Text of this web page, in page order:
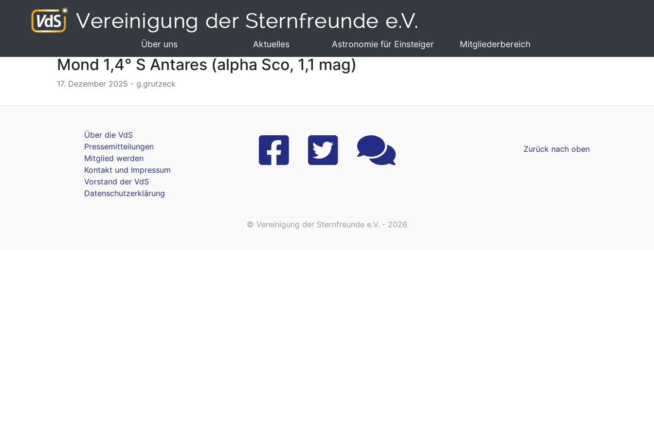
Über uns Aktuelles Astronomie für Einsteiger Mitgliederbereich
Mond 1,4° S Antares (alpha Sco, 1,1 mag)
17. Dezember 2025 - g.grutzeck
Über die VdS
Pressemitteilungen
Mitglied werden
Kontakt und Impressum
Vorstand der VdS
Datenschutzerklärung
Zurück nach oben
© Vereinigung der Sternfreunde e.V. - 2026